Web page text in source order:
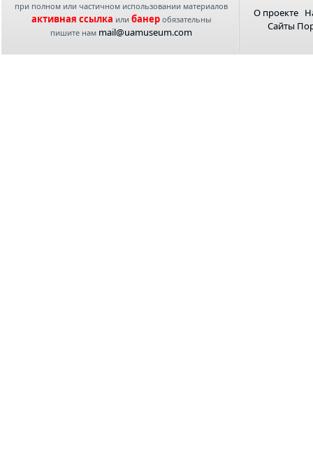
при полном или частичном использовании материалов
активная ссылка или банеробязательны
пишите нам mail@uamuseum.com
О проекте
Сайты